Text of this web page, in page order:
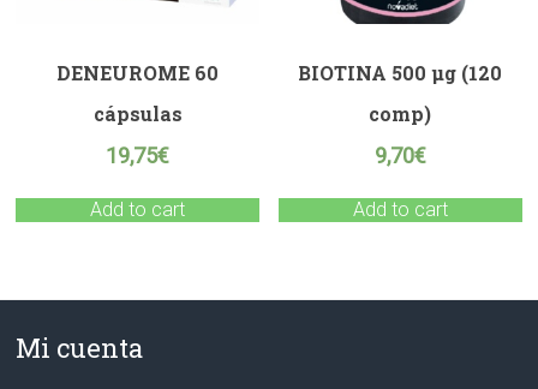
DENEUROME 60
cápsulas
19,75€
Add to cart
BIOTINA 500 μg (120
comp)
9,70€
Add to cart
Mi cuenta